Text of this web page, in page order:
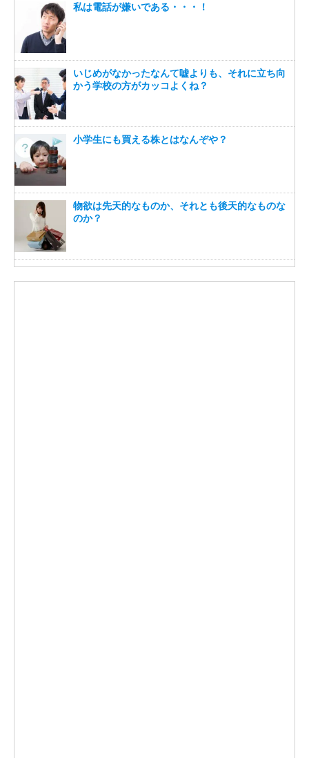
私は電話が嫌いである・・・！
いじめがなかったなんて嘘よりも、それに立ち向
かう学校の方がカッコよくね？
小学生にも買える株とはなんぞや？
物欲は先天的なものか、それとも後天的なものな
のか？